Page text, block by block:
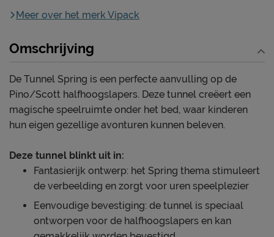
Meer over het merk Vipack
Omschrijving
De Tunnel Spring is een perfecte aanvulling op de
Pino/Scott halfhoogslapers. Deze tunnel creëert een
magische speelruimte onder het bed, waar kinderen
hun eigen gezellige avonturen kunnen beleven.
Deze tunnel blinkt uit in:
Fantasierijk ontwerp: het Spring thema stimuleert
de verbeelding en zorgt voor uren speelplezier
Eenvoudige bevestiging: de tunnel is speciaal
ontworpen voor de halfhoogslapers en kan